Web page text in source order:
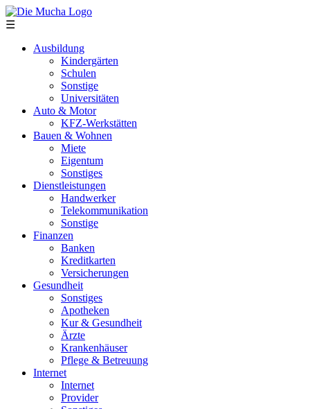
Direkt zum Inhalt
☰
Ausbildung
Kindergärten
Schulen
Sonstige
Universitäten
Auto & Motor
KFZ-Werkstätten
Bauen & Wohnen
Miete
Eigentum
Sonstiges
Dienstleistungen
Handwerker
Telekommunikation
Sonstige
Finanzen
Banken
Kreditkarten
Versicherungen
Gesundheit
Sonstiges
Apotheken
Kur & Gesundheit
Ärzte
Krankenhäuser
Pflege & Betreuung
Internet
Internet
Provider